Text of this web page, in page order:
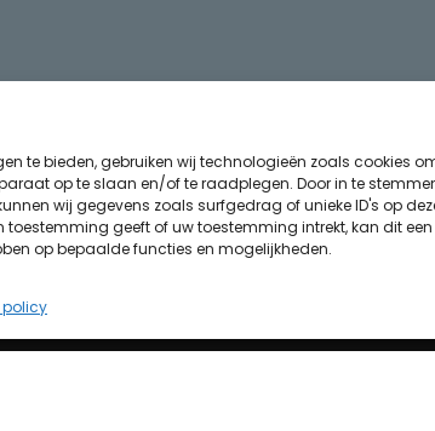
te bieden, gebruiken wij technologieën zoals cookies
op te slaan en/of te raadplegen. Door in te
wij gegevens zoals surfgedrag of unieke ID's op
toestemming geeft of uw toestemming intrekt, kan dit een
op bepaalde functies en mogelijkheden.
policy